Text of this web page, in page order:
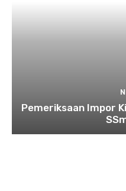
Pemeriksaan Impor